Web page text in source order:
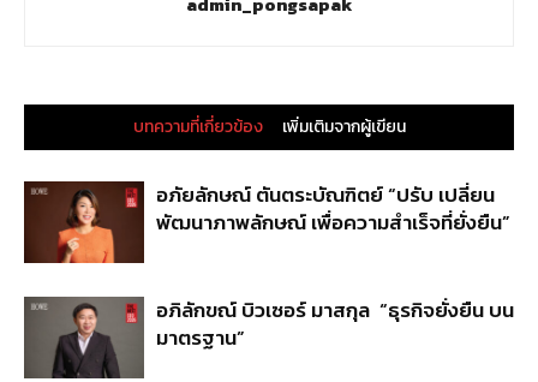
บทความที่เกี่ยวข้อง เพิ่มเติมจากผู้เขียน
อภัยลักษณ์ ตันตระบัณฑิตย์ “ปรับ เปลี่ยน
พัฒนาภาพลักษณ์ เพื่อความสำเร็จที่ยั่งยืน”
อภิลักขณ์ บิวเซอร์ มาสกุล “ธุรกิจยั่งยืน บน
มาตรฐาน”